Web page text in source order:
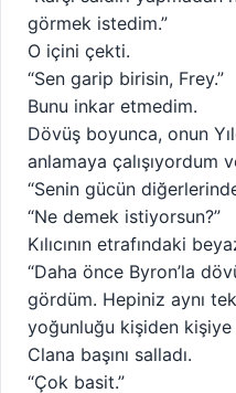
görmek istedim.”
O içini çekti.
“Sen garip birisin, Frey.”
Bunu inkar etmedim.
Dövüş boyunca, onun
anlamaya çalışıyordum
“Senin gücün
“Ne demek istiyorsun?”
Kılıcının etrafındaki
“Daha önce Byron’la
gördüm. Hepiniz aynı
yoğunluğu kişiden kişiye
Clana başını salladı.
“Çok basit.”